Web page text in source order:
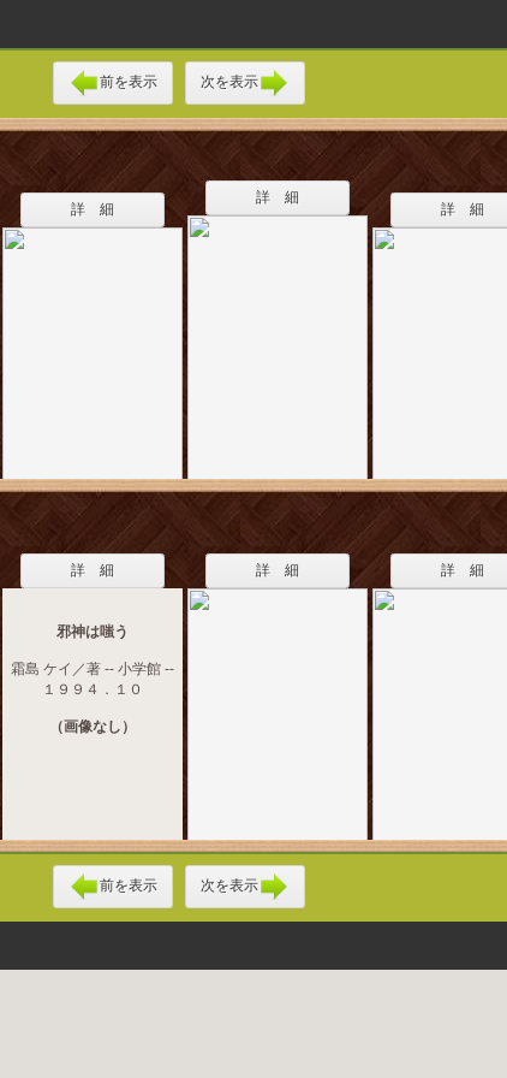
前を表示 次を表示
詳 細
詳 細
詳 細
詳 細
邪神は嗤う
霜島 ケイ／著 -- 小学館 --
１９９４．１０
（画像なし）
詳 細 詳 細
前を表示 次を表示